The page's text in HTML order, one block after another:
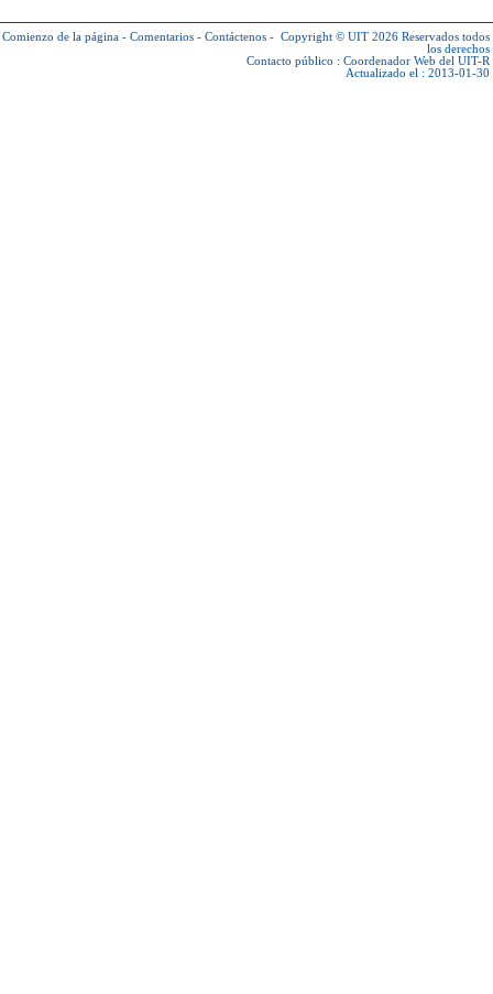
Comienzo de la página - Comentarios - Contáctenos - Copyright © UIT 2026 Reservados todos
los derechos
Contacto público : Coordenador Web del UIT-R
Actualizado el : 2013-01-30